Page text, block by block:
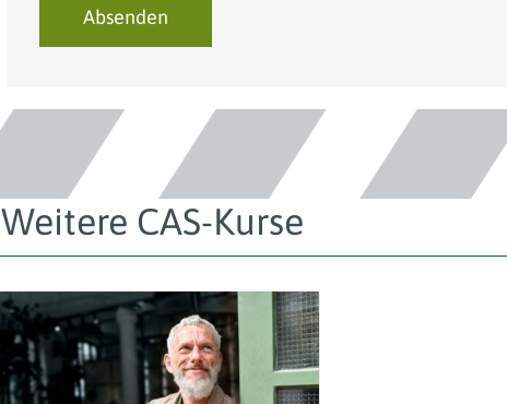
Absenden
Weitere CAS-Kurse